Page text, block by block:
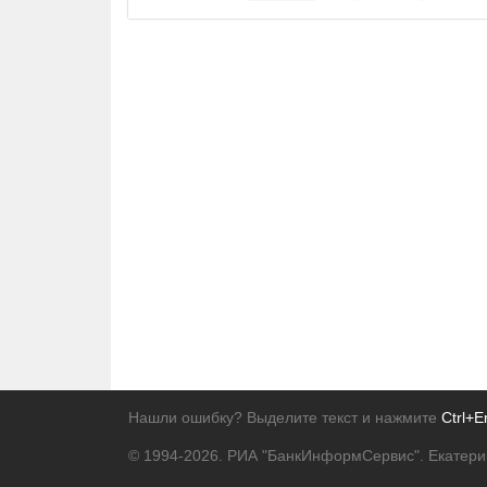
Нашли ошибку? Выделите текст и нажмите
© 1994-2026. РИА "БанкИнформСервис".